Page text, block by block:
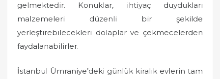
gelmektedir. Konuklar, ihtiyaç duydukları
malzemeleri düzenli bir şekilde
yerleştirebilecekleri dolaplar ve çekmecelerden
faydalanabilirler.
İstanbul Ümraniye’deki günlük kiralık evlerin tam